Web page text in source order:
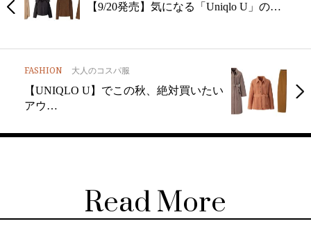
【9/20発売】気になる「Uniqlo U」の…
FASHION 大人のコスパ服
【UNIQLO U】でこの秋、絶対買いたい
アウ…
Read More